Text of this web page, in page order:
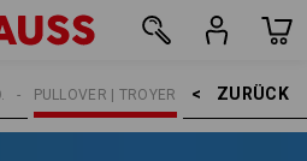
ZURÜCK    >
PULLOVER | TROYER